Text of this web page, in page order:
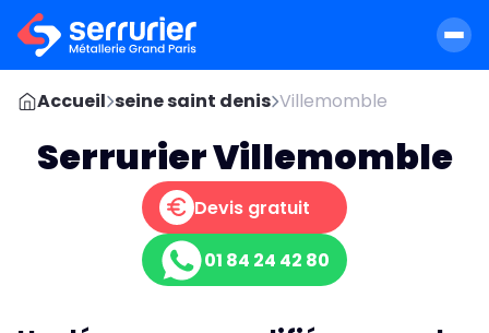
Accueil seine saint denis Villemomble
Serrurier Villemomble
Devis gratuit
01 84 24 42 80